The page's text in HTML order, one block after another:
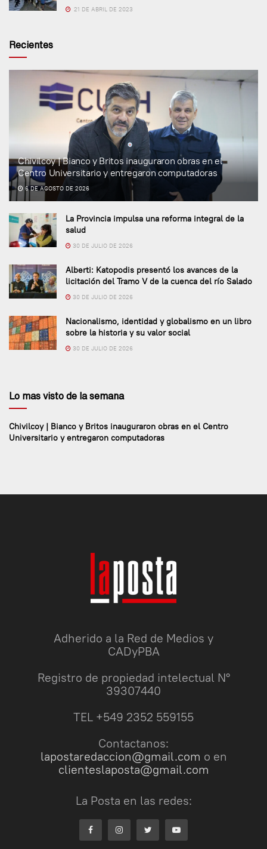
21 DE ABRIL DE 2023
Recientes
Chivilcoy | Bianco y Britos inauguraron obras en el
Centro Universitario y entregaron computadoras
6 DE AGOSTO DE 2026
La Provincia impulsa una reforma integral de la
salud
30 DE JULIO DE 2026
Alberti: Katopodis presentó los avances de la
licitación del Tramo V de la cuenca del río Salado
30 DE JULIO DE 2026
Nacionalismo, identidad y globalismo en un libro
sobre la historia y su valor social
30 DE JULIO DE 2026
Lo mas visto de la semana
Chivilcoy | Bianco y Britos inauguraron obras en el Centro
Universitario y entregaron computadoras
Adherido a la Red de Medios y
CADyPBA
Registro de propiedad intelectual N°
39307440
TEL +549 2352 559155
Contactanos:
lapostaredaccion@gmail.com o en
clienteslaposta@gmail.com
La Posta en las redes: